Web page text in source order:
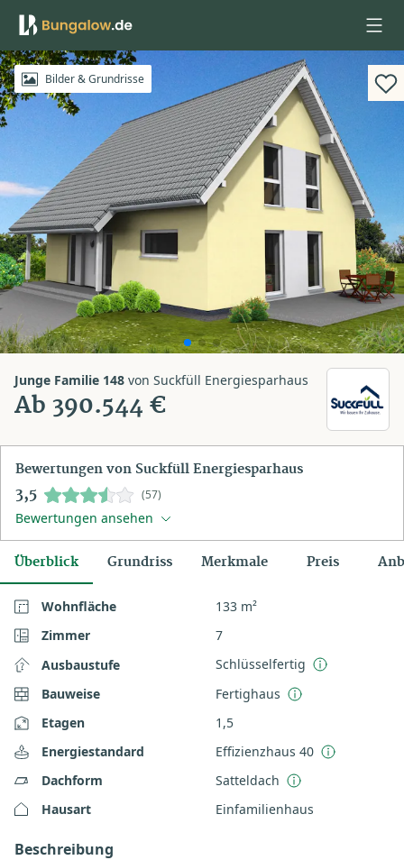
Anmelden
Bilder & Grundrisse
Junge Familie 148 von Suckfüll Energiesparhaus
Ab 390.544 €
Bewertungen von Suckfüll Energiesparhaus
3,5 (57)
Bewertungen ansehen
Überblick Grundriss Merkmale Preis
Wohnfläche
133 m²
Zimmer
7
Ausbaustufe
Schlüsselfertig
Bauweise
Fertighaus
Etagen
1,5
Energiestandard
Effizienzhaus 40
Dachform
Satteldach
Hausart
Einfamilienhaus
Beschreibung